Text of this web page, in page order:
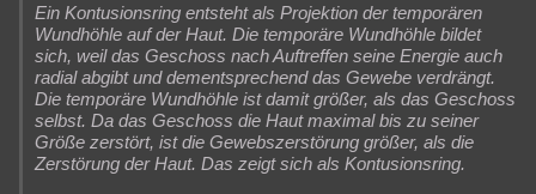
Ein Kontusionsring entsteht als Projektion der temporären
Wundhöhle auf der Haut. Die temporäre Wundhöhle bildet
sich, weil das Geschoss nach Auftreffen seine Energie auch
radial abgibt und dementsprechend das Gewebe verdrängt.
Die temporäre Wundhöhle ist damit größer, als das Geschoss
selbst. Da das Geschoss die Haut maximal bis zu seiner
Größe zerstört, ist die Gewebszerstörung größer, als die
Zerstörung der Haut. Das zeigt sich als Kontusionsring.